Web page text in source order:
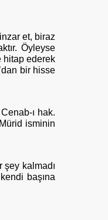
et, biraz
Öyleyse
hitap ederek
bir hisse
ı hak.
isminin
şey kalmadı
başına